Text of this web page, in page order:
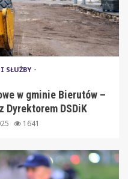
SŁUŻBY
w gminie Bierutów –
Dyrektorem DSDiK
1641